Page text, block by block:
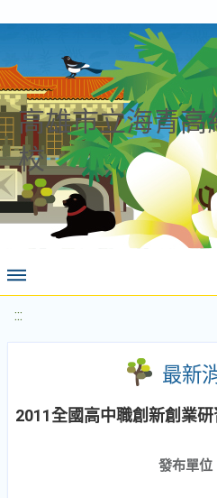
高雄市立海青高
校
:::
最新
2011全國高中職創新創業
發布單位